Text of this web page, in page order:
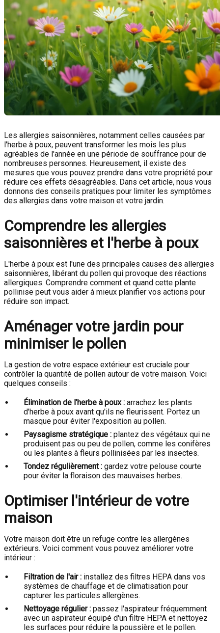
Les allergies saisonnières, notamment celles causées par
l'herbe à poux, peuvent transformer les mois les plus
agréables de l'année en une période de souffrance pour de
nombreuses personnes. Heureusement, il existe des
mesures que vous pouvez prendre dans votre propriété pour
réduire ces effets désagréables. Dans cet article, nous vous
donnons des conseils pratiques pour limiter les symptômes
des allergies dans votre maison et votre jardin.
Comprendre les allergies
saisonnières et l'herbe à poux
L'herbe à poux est l'une des principales causes des allergies
saisonnières, libérant du pollen qui provoque des réactions
allergiques. Comprendre comment et quand cette plante
pollinise peut vous aider à mieux planifier vos actions pour
réduire son impact.
Aménager votre jardin pour
minimiser le pollen
La gestion de votre espace extérieur est cruciale pour
contrôler la quantité de pollen autour de votre maison. Voici
quelques conseils :
Élimination de l'herbe à poux : arrachez les plants
d'herbe à poux avant qu'ils ne fleurissent. Portez un
masque pour éviter l'exposition au pollen.
Paysagisme stratégique : plantez des végétaux qui ne
produisent pas ou peu de pollen, comme les conifères
ou les plantes à fleurs pollinisées par les insectes.
Tondez régulièrement : gardez votre pelouse courte
pour éviter la floraison des mauvaises herbes.
Optimiser l'intérieur de votre
maison
Votre maison doit être un refuge contre les allergènes
extérieurs. Voici comment vous pouvez améliorer votre
intérieur :
Filtration de l'air : installez des filtres HEPA dans vos
systèmes de chauffage et de climatisation pour
capturer les particules allergènes.
Nettoyage régulier : passez l'aspirateur fréquemment
avec un aspirateur équipé d'un filtre HEPA et nettoyez
les surfaces pour réduire la poussière et le pollen.